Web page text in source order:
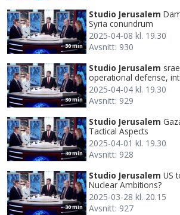
30 min
Studio Jerusalem
Syria conundrum
2025-04-08 kl. 19.30
Avsnitt: 930
30 min
Studio Jerusalem
operational defense,
2025-04-04 kl. 19.30
Avsnitt: 929
30 min
Studio Jerusalem
Tactical Aspects
2025-04-01 kl. 19.30
Avsnitt: 928
30 min
Studio Jerusalem US
Nuclear Ambitions?
2025-03-28 kl. 20.15
Avsnitt: 927